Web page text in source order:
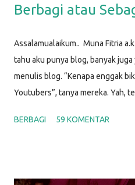
Berbagi atau
Assalamualaikum.. Muna Fitria
tahu aku punya blog, banyak
menulis blog. “Kenapa enggak
Youtubers”, tanya mereka. Yah,
menulis blog. ALASAN MENULIS
BERBAGI 59 KOMENTAR